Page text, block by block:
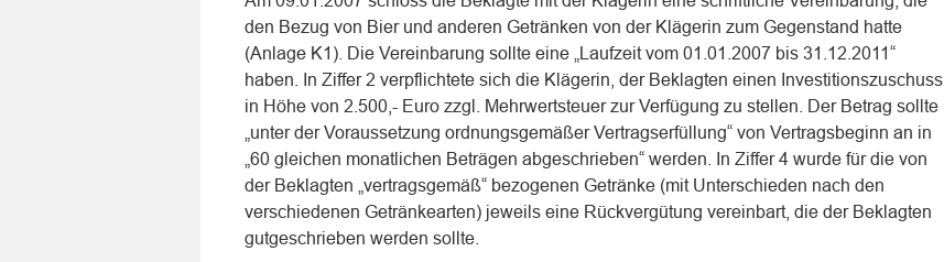
den Bezug von Bier und anderen Getränken von der Klägerin zum Gegenstand hatte
(Anlage K1). Die Vereinbarung sollte eine „Laufzeit vom 01.01.2007 bis 31.12.2011“
haben. In Ziffer 2 verpflichtete sich die Klägerin, der Beklagten einen Investitionszuschuss
in Höhe von 2.500,- Euro zzgl. Mehrwertsteuer zur Verfügung zu stellen. Der Betrag sollte
„unter der Voraussetzung ordnungsgemäßer Vertragserfüllung“ von Vertragsbeginn an in
„60 gleichen monatlichen Beträgen abgeschrieben“ werden. In Ziffer 4 wurde für die von
der Beklagten „vertragsgemäß“ bezogenen Getränke (mit Unterschieden nach den
verschiedenen Getränkearten) jeweils eine Rückvergütung vereinbart, die der Beklagten
gutgeschrieben werden sollte.